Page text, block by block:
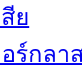
ย
ร์กลา